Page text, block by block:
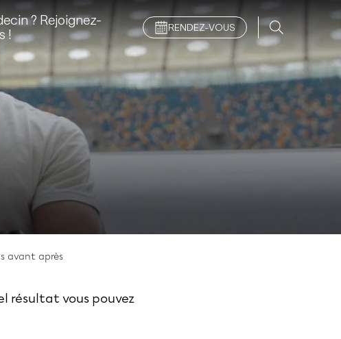
? Rejoignez-
!
RENDEZ-VOUS
avant après
résultat vous pouvez